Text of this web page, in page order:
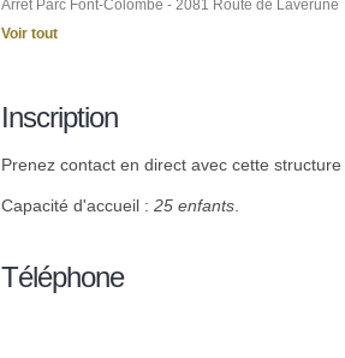
Arrêt Parc Font-Colombe - 2081 Route de Lavérune
Voir tout
Inscription
Prenez contact en direct avec cette
Capacité d'accueil : 25 enfants.
Téléphone